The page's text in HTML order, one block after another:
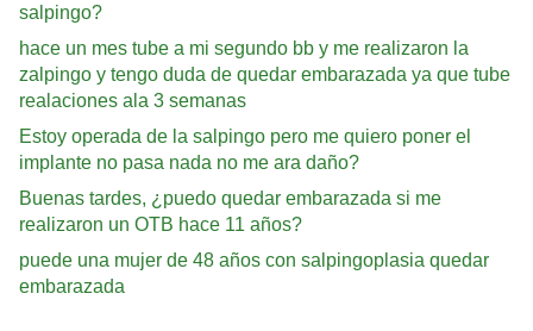
salpingo?
hace un mes tube a mi segundo bb y me realizaron la
zalpingo y tengo duda de quedar embarazada ya que tube
realaciones ala 3 semanas
Estoy operada de la salpingo pero me quiero poner el
implante no pasa nada no me ara daño?
Buenas tardes, ¿puedo quedar embarazada si me
realizaron un OTB hace 11 años?
puede una mujer de 48 años con salpingoplasia quedar
embarazada